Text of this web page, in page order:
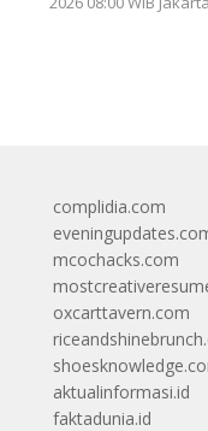
complidia.com
mcochacks.com
oxcarttavern.com
aktualinformasi.id
faktadunia.id